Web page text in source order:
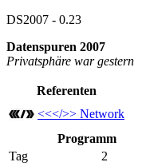
DS2007 - 0.23
Datenspuren 2007
Privatsphäre war gestern
Referenten
<<</>> Network
Programm
Tag
2